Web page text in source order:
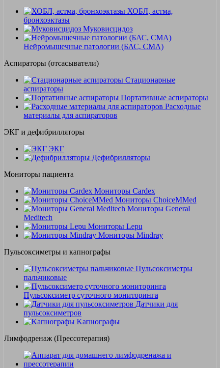
ХОБЛ, астма,
бронхоэктазы
Муковисцидоз
Нейромышечные патологии (БАС, СМА)
Аспираторы (отсасыватели)
Стационарные
аспираторы
Портативные аспираторы
Расходные
материалы для аспираторов
ЭКГ и дефибрилляторы
ЭКГ
Дефибрилляторы
Мониторы пациента
Мониторы Cardex
Мониторы ChoiceMMed
Мониторы General
Meditech
Мониторы Lepu
Мониторы Mindray
Пульсоксиметры и капнографы
Пульсоксиметры
пальчиковые
Пульсоксиметр суточного мониторинга
Датчики для
пульсоксиметров
Kапнографы
Лимфодренаж (Прессотерапия)